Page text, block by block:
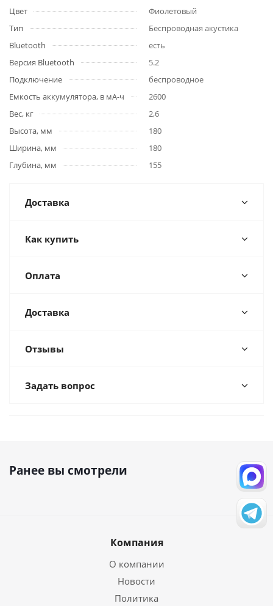
Цвет
Фиолетовый
Тип
Беспроводная акустика
Bluetooth
есть
Версия Bluetooth
5.2
Подключение
беспроводное
Емкость аккумулятора, в мА-ч
2600
Вес, кг
2,6
Высота, мм
180
Ширина, мм
180
Глубина, мм
155
Доставка
Как купить
Оплата
Доставка
Отзывы
Задать вопрос
Ранее вы смотрели
Компания
О компании
Новости
Политика